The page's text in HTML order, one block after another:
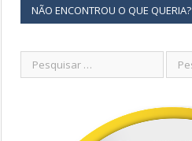
NÃO ENCONTROU O QUE QUERIA?